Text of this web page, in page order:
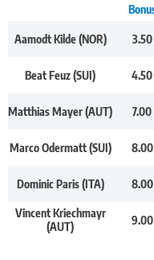
Aamodt Kilde (NOR) 3.50
Beat Feuz (SUI) 4.50
Matthias Mayer (AUT) 7.00
Marco Odermatt (SUI) 8.00
Dominic Paris (ITA) 8.00
Vincent Kriechmayr
(AUT)
9.00